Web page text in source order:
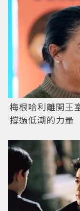
梅根哈利離開王
撐過低潮的力量